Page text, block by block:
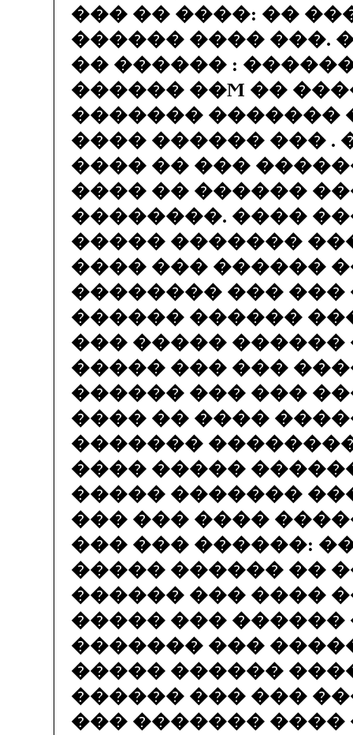
��� �� ����: ��
������ ���� ���.
�� ������ :
������ ��Ϻ ��
������� �������
���� ������ ��� .
���� �� ���
���� �� ������
��������. ����
����� �������
���� ��� ������
�������� ��� ���
������ ������
��� ����� ������
����� ��� ���
������ ��� ���
���� �� ����
�������
���� �����
����� �������
��� ��� ����
��� ��� ������:
����� ������ ��
������ ��� ����
����� ��� ������
������� ���
����� ������
������ ��� ���
��� ������� ����